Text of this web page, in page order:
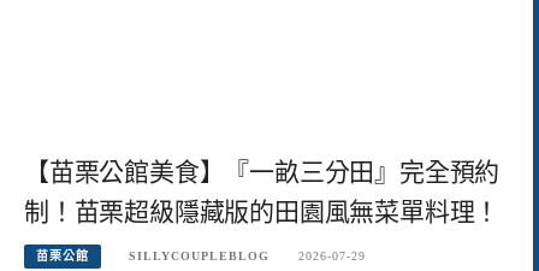
【苗栗公館美食】『一畝三分田』完全預約
制！苗栗超級隱藏版的田園風無菜單料理！
苗栗公館 SILLYCOUPLEBLOG 2026-07-29